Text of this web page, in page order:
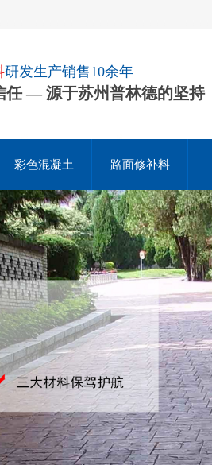
研发生产销售10余年
任 — 源于苏州普林德的坚持
彩色混凝土 路面修补料